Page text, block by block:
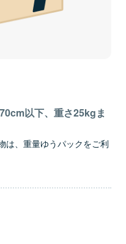
以下、重さ25kgま
は、重量ゆうパックをご利